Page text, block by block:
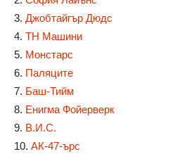
3. Джобтайгър Дюдс
4. ТН Машини
5. Монстарс
6. Паляците
7. Баш-Тийм
8. Енигма Фойерверк
9. В.И.С.
10. АК-47-ърс